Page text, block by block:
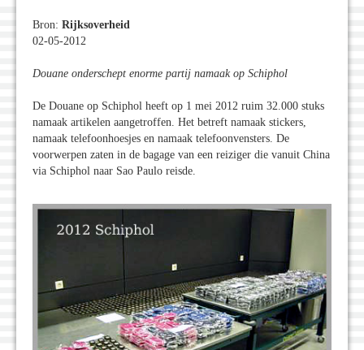
Bron: Rijksoverheid
02-05-2012
Douane onderschept enorme partij namaak op Schiphol
De Douane op Schiphol heeft op 1 mei 2012 ruim 32.000 stuks
namaak artikelen aangetroffen. Het betreft namaak stickers,
namaak telefoonhoesjes en namaak telefoonvensters. De
voorwerpen zaten in de bagage van een reiziger die vanuit China
via Schiphol naar Sao Paulo reisde.